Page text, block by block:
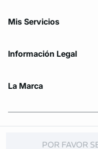
POR FAVOR
Mis Servicios
Información Legal
La Marca